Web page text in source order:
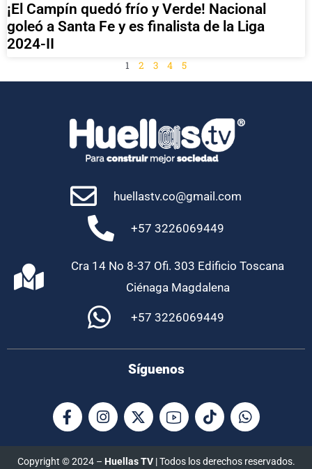
¡El Campín quedó frío y Verde! Nacional
goleó a Santa Fe y es finalista de la Liga
2024-II
1 2 3 4 5
huellastv.co@gmail.com
+57 3226069449
Cra 14 No 8-37 Ofi. 303 Edificio Toscana
Ciénaga Magdalena
+57 3226069449
Síguenos
Copyright © 2024 – Huellas TV| Todos los derechos reservados.